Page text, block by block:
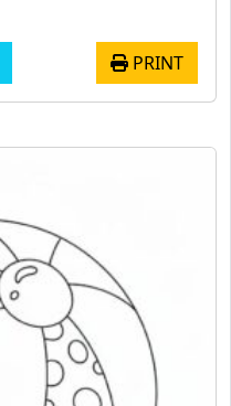
PRINT